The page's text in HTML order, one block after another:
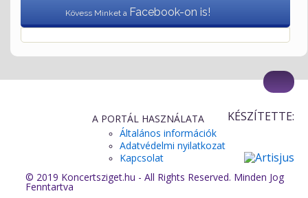
Kövess Minket a Facebook-on is!
© 2019 Koncertsziget.hu - All Rights Reserved. Minden Jog
Fenntartva
A PORTÁL HASZNÁLATA
Általános információk
Adatvédelmi nyilatkozat
Kapcsolat
KÉSZÍTETTE: